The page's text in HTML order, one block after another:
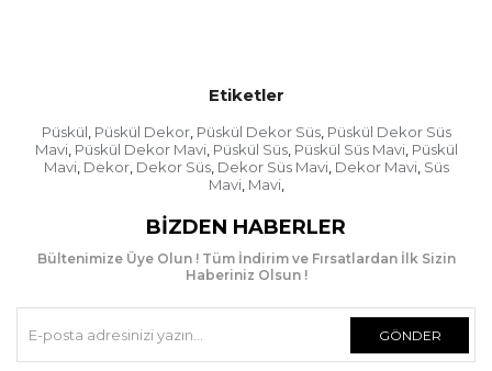
Etiketler
Püskül, Püskül Dekor, Püskül Dekor Süs, Püskül Dekor Süs
Mavi, Püskül Dekor Mavi, Püskül Süs, Püskül Süs Mavi, Püskül
Mavi, Dekor, Dekor Süs, Dekor Süs Mavi, Dekor Mavi, Süs
Mavi, Mavi,
BIZDEN HABERLER
Bültenimize Üye Olun ! Tüm İndirim ve Fırsatlardan İlk Sizin
Haberiniz Olsun !
GÖNDER